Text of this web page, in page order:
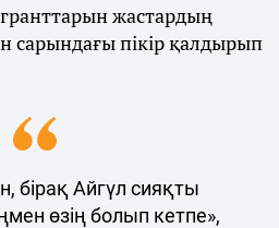
жастардың
сарындағы пікір қалдырып
бірақ Айгүл сияқты
өзің болып кетпе»,